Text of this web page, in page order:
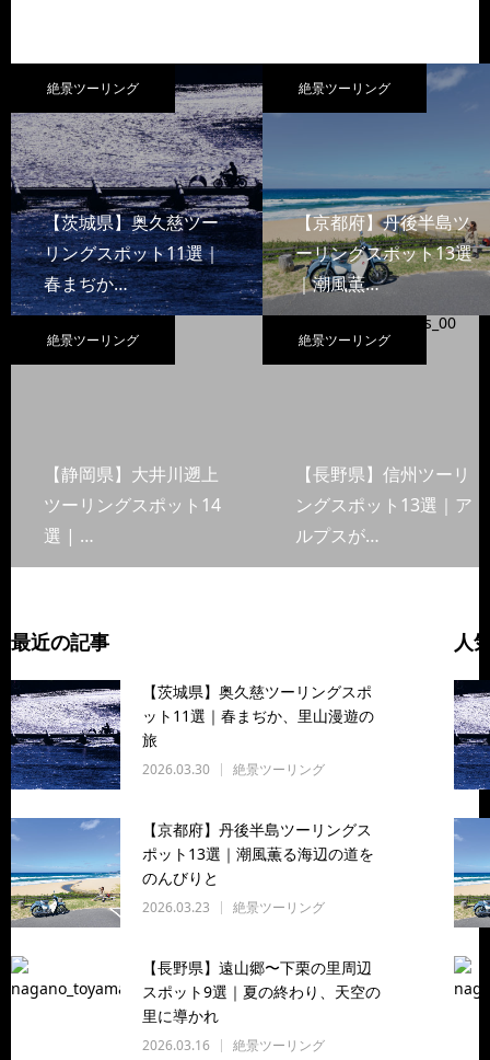
絶景ツーリング
【茨城県】奥久慈ツー
リングスポット11選｜
春まぢか…
絶景ツーリング
【京都府】丹後半島ツ
ーリングスポット13選
｜潮風薫…
絶景ツーリング
【静岡県】大井川遡上
ツーリングスポット14
選 | …
絶景ツーリング
【長野県】信州ツーリ
ングスポット13選｜ア
ルプスが…
最近の記事
【茨城県】奥久慈ツーリングスポ
ット11選｜春まぢか、里山漫遊の
旅
2026.03.30 絶景ツーリング
【京都府】丹後半島ツーリングス
ポット13選｜潮風薫る海辺の道を
のんびりと
2026.03.23 絶景ツーリング
【長野県】遠山郷〜下栗の里周辺
スポット9選｜夏の終わり、天空の
里に導かれ
2026.03.16 絶景ツーリング
人